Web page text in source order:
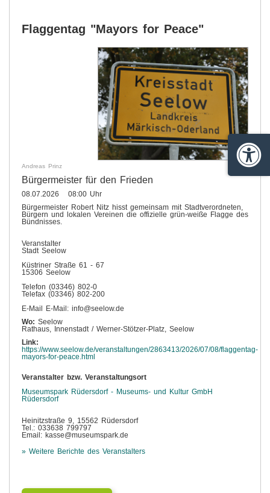
Flaggentag "Mayors for Peace"
Andreas Prinz
Bürgermeister für den Frieden
08.07.2026 08:00 Uhr
Bürgermeister Robert Nitz hisst gemeinsam mit Stadtverordneten,
Bürgern und lokalen Vereinen die offizielle grün-weiße Flagge des
Bündnisses.
Veranstalter
Stadt Seelow
Küstriner Straße 61 - 67
15306 Seelow
Telefon (03346) 802-0
Telefax (03346) 802-200
E-Mail E-Mail: info@seelow.de
Wo: Seelow
Rathaus, Innenstadt / Werner-Stötzer-Platz, Seelow
Link:
https://www.seelow.de/veranstaltungen/2863413/2026/07/08/flaggentag-
mayors-for-peace.html
Veranstalter bzw. Veranstaltungsort
Museumspark Rüdersdorf - Museums- und Kultur GmbH
Rüdersdorf
Heinitzstraße 9, 15562 Rüdersdorf
Tel.: 033638 799797
Email: kasse@museumspark.de
» Weitere Berichte des Veranstalters